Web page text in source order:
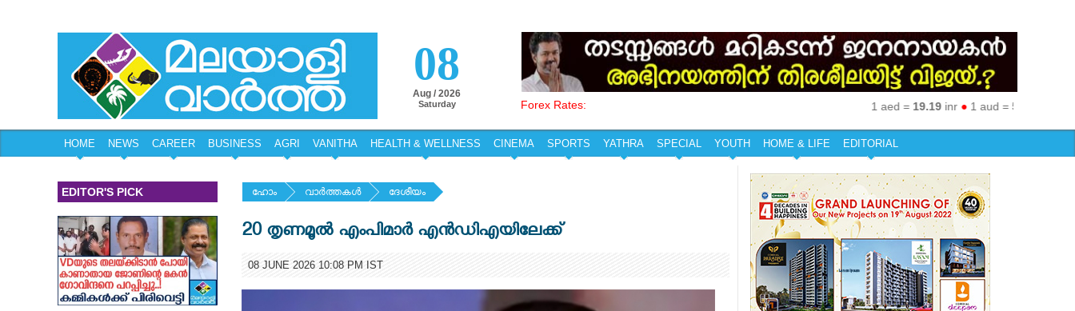
08
Aug / 2026
Saturday Forex Rates: 1 aed =19.19inr● 1 aud =50.27
HOME NEWS CAREER BUSINESS AGRI VANITHA HEALTH & WELLNESS CINEMA SPORTS YATHRA SPECIAL YOUTH HOME & LIFE EDITORIAL
EDITOR'S PICK ഹോം വാര്‍ത്തകള്‍ ദേശീയം
20 തൃണമൂല്‍ എംപിമാര്‍ എന്‍ഡിഎയിലേക്ക്
08 JUNE 2026 10:08 PM IST